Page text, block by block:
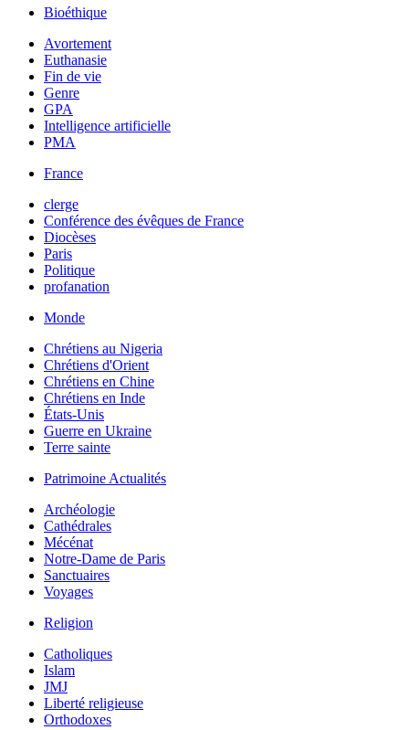
Bioéthique
Avortement
Euthanasie
Fin de vie
Genre
GPA
Intelligence artificielle
PMA
France
clerge
Conférence des évêques de France
Diocèses
Paris
Politique
profanation
Monde
Chrétiens au Nigeria
Chrétiens d'Orient
Chrétiens en Chine
Chrétiens en Inde
États-Unis
Guerre en Ukraine
Terre sainte
Patrimoine Actualités
Archéologie
Cathédrales
Mécénat
Notre-Dame de Paris
Sanctuaires
Voyages
Religion
Catholiques
Islam
JMJ
Liberté religieuse
Orthodoxes